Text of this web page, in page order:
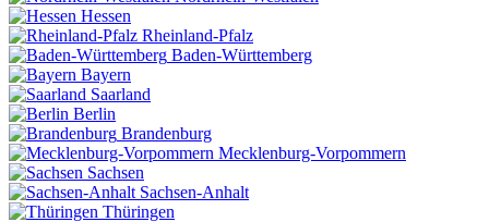
Hessen
Rheinland-Pfalz
Baden-Württemberg
Bayern
Saarland
Berlin
Brandenburg
Mecklenburg-Vorpommern
Sachsen
Sachsen-Anhalt
Thüringen